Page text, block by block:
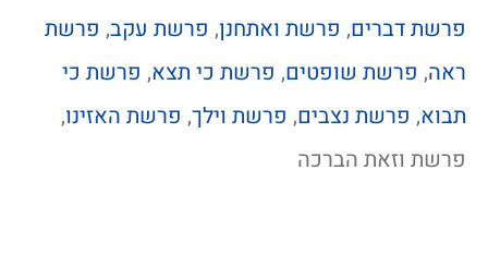
פרשת דברים, פרשת ואתחנן, פרשת עקב, פרשת
ראה, פרשת שופטים, פרשת כי תצא, פרשת כי
תבוא, פרשת נצבים, פרשת וילך, פרשת האזינו,
פרשת וזאת הברכה